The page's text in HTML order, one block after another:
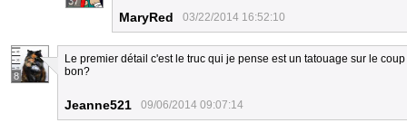
MaryRed 03/22/2014 16:52:10
8
Le premier détail c'est le truc qui je pense est un tatouage sur le
bon?
Jeanne521 09/06/2014 09:07:14